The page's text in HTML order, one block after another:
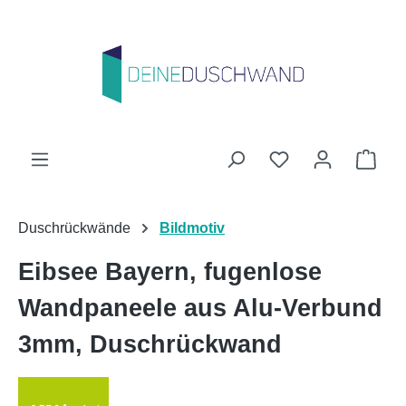
Du hast 0
Duschrückwände Bildmotiv
Eibsee Bayern, fugenlose
Wandpaneele aus Alu-Verbund
3mm, Duschrückwand